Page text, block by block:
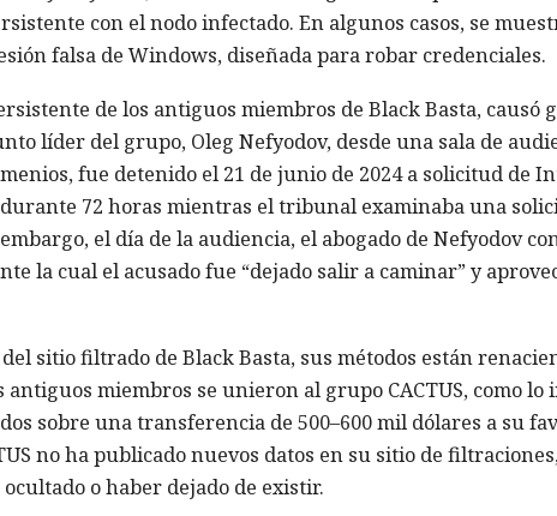
con el nodo infectado. En algunos casos, se
falsa de Windows, diseñada para robar credenciales.
de los antiguos miembros de Black Basta, causó
líder del grupo, Oleg Nefyodov, desde una sala de
fue detenido el 21 de junio de 2024 a solicitud de
72 horas mientras el tribunal examinaba una
el día de la audiencia, el abogado de Nefyodov
la cual el acusado fue “dejado salir a caminar” y
sitio filtrado de Black Basta, sus métodos están
miembros se unieron al grupo CACTUS, como lo
sobre una transferencia de 500–600 mil dólares a su
no ha publicado nuevos datos en su sitio de
o haber dejado de existir.